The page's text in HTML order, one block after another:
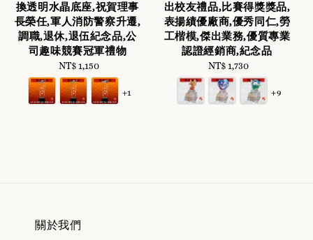
換透明水晶底座,祝賀理事
長榮任,軍人消防警察升遷,
調職,退休,退伍紀念品,公
司趣味競賽冠軍禮物
Regular
price
NT$ 1,150
+1
出校友禮品,比賽得獎獎品,
表揚績優廠商,優秀同仁,勞
工楷模,傑出業務,優質專業
認證經銷商,紀念品
Regular
price
NT$ 1,730
+9
關於我們